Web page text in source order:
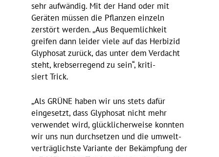
sehr aufwändig. Mit der Hand oder mit
Geräten müssen die Pflanzen einzeln
zerstört werden. „Aus Bequem­lich­keit
greifen dann leider viele auf das Herbizid
Glyphosat zurück, das unter dem Verdacht
steht, krebs­er­re­gend zu sein“, kriti­
siert Trick.
„Als GRÜNE haben wir uns stets dafür
einge­setzt, dass Glyphosat nicht mehr
verwendet wird, glück­li­cher­weise konnten
wir uns nun durch­setzen und die umwelt­
ver­träg­lichste Vari­ante der Bekämp­fung der